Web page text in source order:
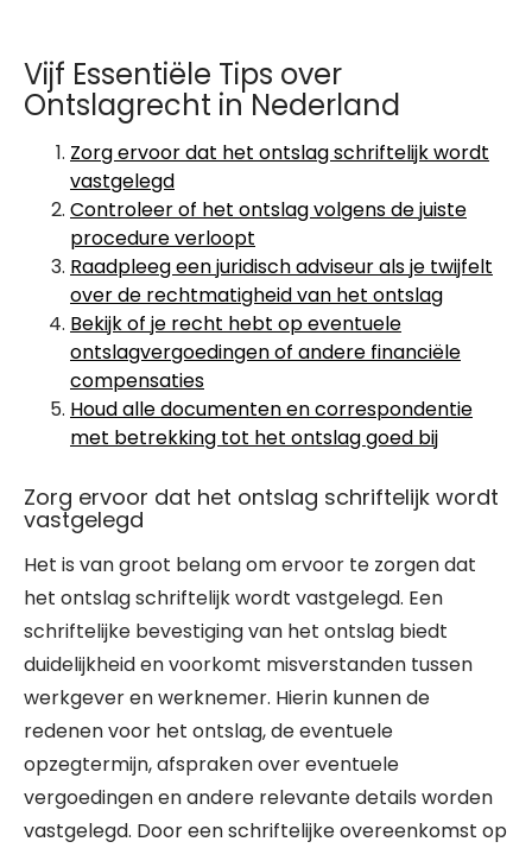
Vijf Essentiële Tips over
Ontslagrecht in Nederland
Zorg ervoor dat het ontslag schriftelijk wordt
vastgelegd
Controleer of het ontslag volgens de juiste
procedure verloopt
Raadpleeg een juridisch adviseur als je twijfelt
over de rechtmatigheid van het ontslag
Bekijk of je recht hebt op eventuele
ontslagvergoedingen of andere financiële
compensaties
Houd alle documenten en correspondentie
met betrekking tot het ontslag goed bij
Zorg ervoor dat het ontslag schriftelijk wordt
vastgelegd
Het is van groot belang om ervoor te zorgen dat
het ontslag schriftelijk wordt vastgelegd. Een
schriftelijke bevestiging van het ontslag biedt
duidelijkheid en voorkomt misverstanden tussen
werkgever en werknemer. Hierin kunnen de
redenen voor het ontslag, de eventuele
opzegtermijn, afspraken over eventuele
vergoedingen en andere relevante details worden
vastgelegd. Door een schriftelijke overeenkomst op